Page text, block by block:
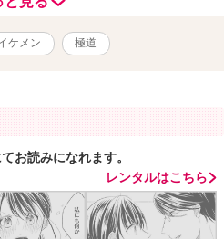
ケメン 極道
お読みになれます。
レンタルはこちら